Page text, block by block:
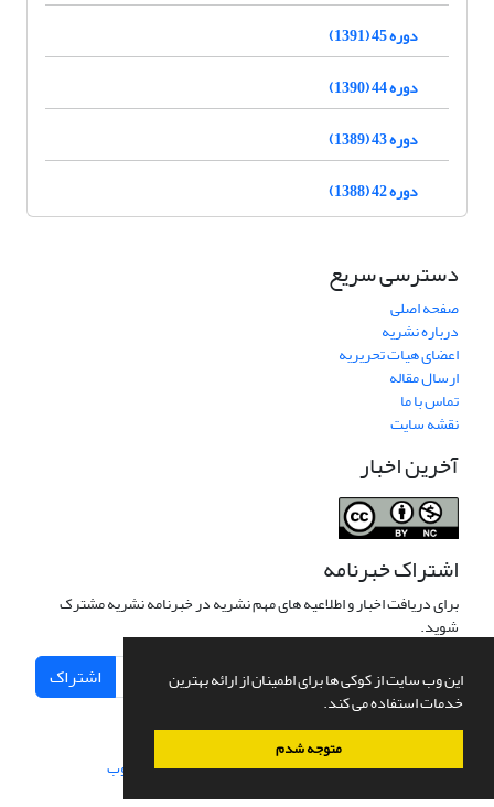
این وب سایت از کوکی ها برای اطمینان از ارائه بهترین
خدمات استفاده می کند.
متوجه شدم
دوره 45 (1391)
دوره 44 (1390)
دوره 43 (1389)
دوره 42 (1388)
دسترسی سریع
صفحه اصلی
درباره نشریه
اعضای هیات تحریریه
ارسال مقاله
تماس با ما
نقشه سایت
آخرین اخبار
اشتراک خبرنامه
برای دریافت اخبار و اطلاعیه های مهم نشریه در خبرنامه نشریه مشترک
شوید.
اشتراک
سامانه مدیریت نشریات علمی.طراحی و پیاده سازی از سیناوب